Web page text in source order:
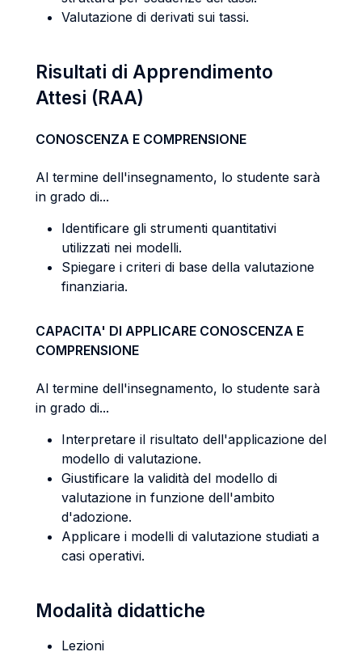
Valutazione di derivati sui tassi.
Risultati di Apprendimento
Attesi (RAA)
CONOSCENZA E COMPRENSIONE
Al termine dell'insegnamento, lo studente sarà
in grado di...
Identificare gli strumenti quantitativi
utilizzati nei modelli.
Spiegare i criteri di base della valutazione
finanziaria.
CAPACITA' DI APPLICARE CONOSCENZA E
COMPRENSIONE
Al termine dell'insegnamento, lo studente sarà
in grado di...
Interpretare il risultato dell'applicazione del
modello di valutazione.
Giustificare la validità del modello di
valutazione in funzione dell'ambito
d'adozione.
Applicare i modelli di valutazione studiati a
casi operativi.
Modalità didattiche
Lezioni